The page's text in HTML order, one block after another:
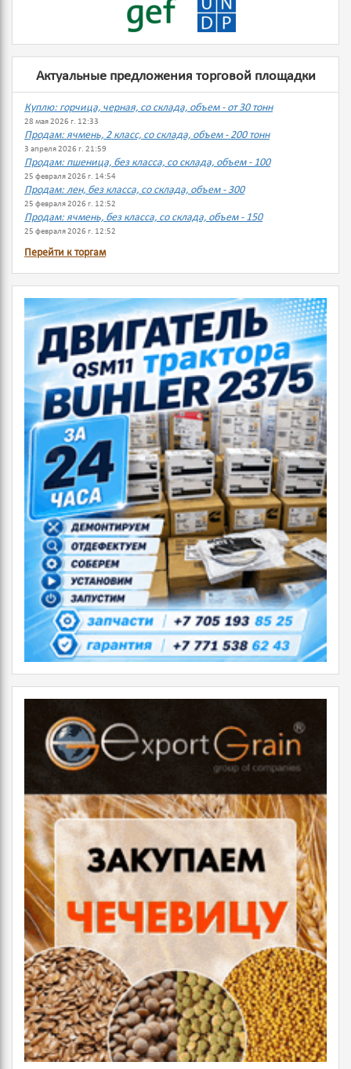
Актуальные предложения торговой площадки
Куплю: горчица, черная, со склада, объем - от 30 тонн
28 мая 2026 г. 12:33
Продам: ячмень, 2 класс, со склада, объем - 200 тонн
3 апреля 2026 г. 21:59
Продам: пшеница, без класса, со склада, объем - 100
25 февраля 2026 г. 14:54
Продам: лен, без класса, со склада, объем - 300
25 февраля 2026 г. 12:52
Продам: ячмень, без класса, со склада, объем - 150
25 февраля 2026 г. 12:52
Перейти к торгам